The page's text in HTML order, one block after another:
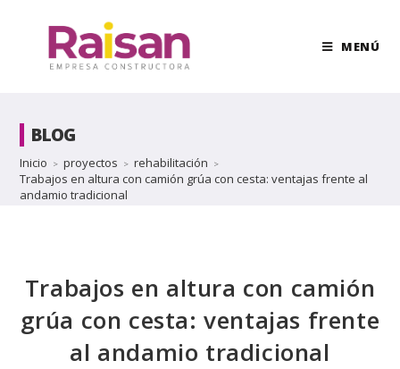
MENÚ
BLOG
Inicio > proyectos > rehabilitación >
Trabajos en altura con camión grúa con cesta: ventajas frente al
andamio tradicional
Trabajos en altura con camión
grúa con cesta: ventajas frente
al andamio tradicional